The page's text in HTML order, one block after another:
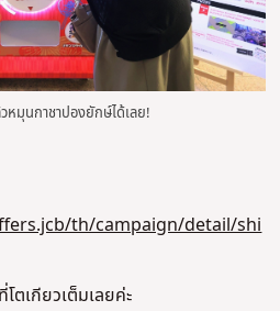
หมุนกาชาปองยักษ์ได้เลย!
th/campaign/detail/shi
ตเกียวเต็มเลยค่ะ